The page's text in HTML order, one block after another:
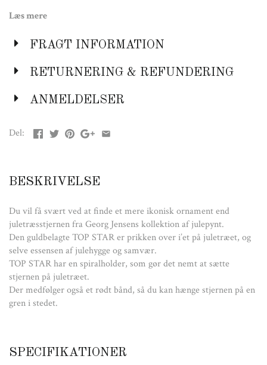
stjernen på juletræet.
Der medfølger også et rødt bånd, så du kan hænge stjernen på en
Materiale:Messing belagt med 18 kt. guld
Læs mere
FRAGT INFORMATION
RETURNERING & REFUNDERING
ANMELDELSER
Del:
BESKRIVELSE
Du vil få svært ved at finde et mere ikonisk ornament end
juletræsstjernen fra Georg Jensens kollektion af julepynt.
Den guldbelagte TOP STAR er prikken over i’et på juletræet, og
selve essensen af julehygge og samvær.
TOP STAR har en spiralholder, som gør det nemt at sætte
stjernen på juletræet.
Der medfølger også et rødt bånd, så du kan hænge stjernen på en
gren i stedet.
SPECIFIKATIONER